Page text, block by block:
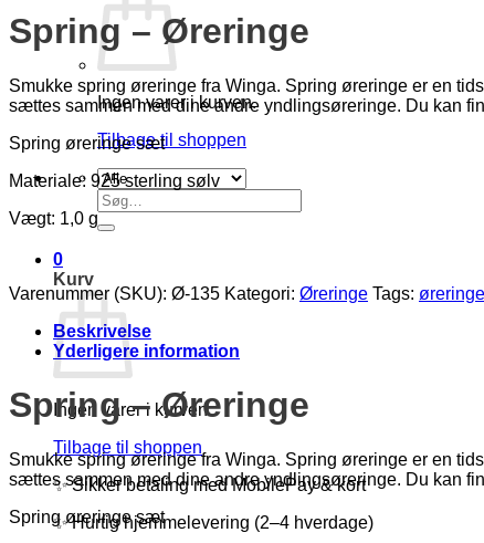
Ingen varer i kurven.
Tilbage til shoppen
Søg
efter:
0
Kurv
Ingen varer i kurven.
Tilbage til shoppen
✨ Sikker betaling med MobilePay & kort
✨ Hurtig hjemmelevering (2–4 hverdage)
Spring – Øreringe
Smukke spring øreringe fra Winga. Spring øreringe er en
sættes sammen med dine andre yndlingsøreringe. Du kan
Spring øreringe sæt
Materiale: 925 sterling sølv
Vægt: 1,0 g
Varenummer (SKU): Ø-135 Kategori: Øreringe Tags: øreringe
Beskrivelse
Yderligere information
Spring – Øreringe
Smukke spring øreringe fra Winga. Spring øreringe er en
sættes sammen med dine andre yndlingsøreringe. Du kan
Spring øreringe sæt